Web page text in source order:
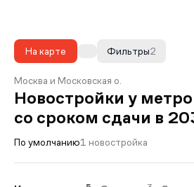
На карте 2
Фильтры
Москва и Московская о.
Новостройки у
со сроком сдачи в
По умолчанию1 новостройка